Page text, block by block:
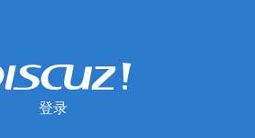
登录